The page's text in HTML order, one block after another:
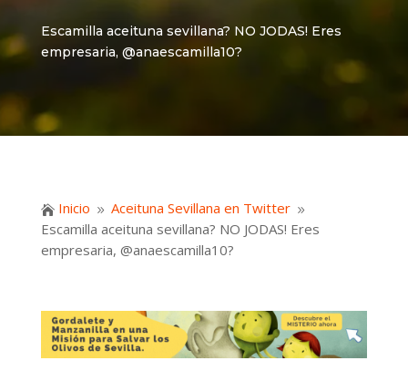
Escamilla aceituna sevillana? NO JODAS! Eres
empresaria, @anaescamilla10?
 Inicio 9 Aceituna Sevillana en Twitter 9
Escamilla aceituna sevillana? NO JODAS! Eres
empresaria, @anaescamilla10?